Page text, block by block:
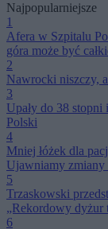
Najpopularniejsze
1
Afera w Szpitalu
góra może być
2
Nawrocki niszczy,
3
Upały do 38
Polski
4
Mniej łóżek dla
Ujawniamy zmiany
5
Trzaskowski
„Rekordowy dyżur
6